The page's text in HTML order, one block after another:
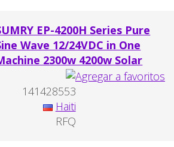
EP-4200H Series Pure
Wave 12/24VDC in One
2300w 4200w Solar
141428553
Haiti
RFQ